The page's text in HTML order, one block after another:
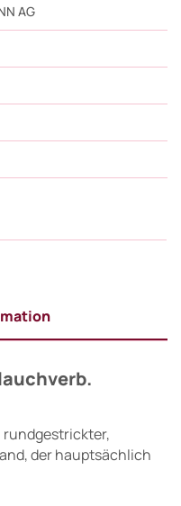
AG
der hauptsächlich